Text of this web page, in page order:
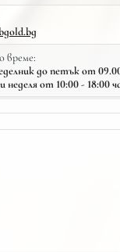
време:
до петък от 09.00
неделя от 10:00 - 18:00